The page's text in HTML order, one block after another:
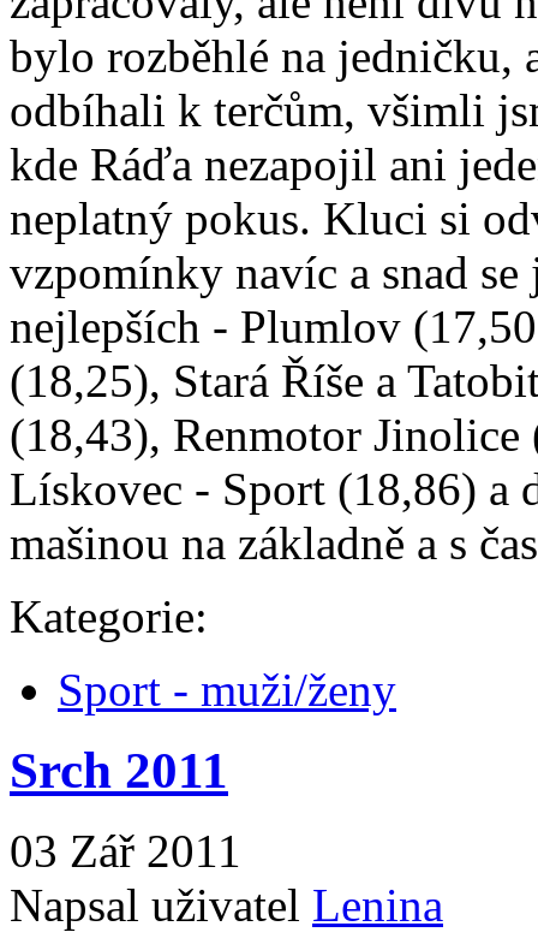
bylo rozběhlé na jedničku,
odbíhali k terčům, všimli
kde Ráďa nezapojil ani
neplatný pokus. Kluci si
vzpomínky navíc a snad
nejlepších - Plumlov
(18,25), Stará Říše a
(18,43), Renmotor
Lískovec - Sport (18,86) a
mašinou na základně a s
Kategorie:
Sport - muži/ženy
Srch 2011
03 Zář 2011
Napsal uživatel Lenina